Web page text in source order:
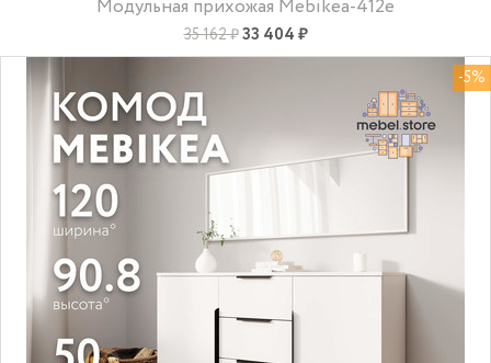
Модульная прихожая Mebikea-412e
35 162 ₽33 404 ₽
-5%